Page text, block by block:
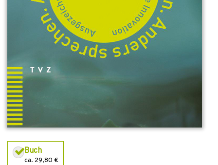
Buch
ca. 29,80 €